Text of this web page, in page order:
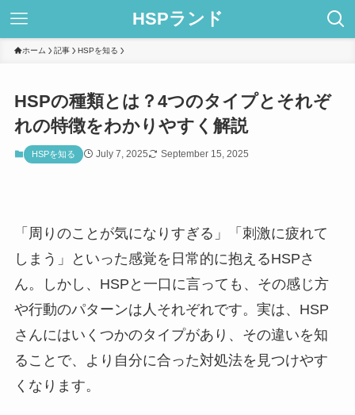
HSPランド
ホーム 記事 HSPを知る
HSPの種類とは？4つのタイプとそれぞ
れの特徴をわかりやすく解説
HSPを知る July 7, 2025 September 15, 2025
「周りのことが気になりすぎる」「刺激に疲れて
しまう」といった感覚を日常的に抱えるHSPさ
ん。しかし、HSPと一口に言っても、その感じ方
や行動のパターンは人それぞれです。実は、HSP
さんにはいくつかのタイプがあり、その違いを知
ることで、より自分に合った対処法を見つけやす
くなります。